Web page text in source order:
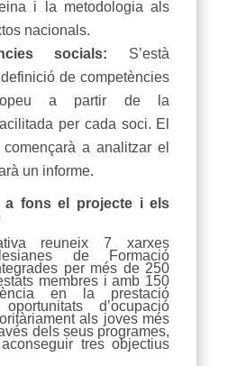
i la metodologia als
nacionals.
socials: S’està
de competències
a partir de la
per cada soci. El
a analitzar el
un informe.
a fons el projecte i els
reuneix 7 xarxes
de Formació
per més de 250
membres i amb 150
en la prestació
d’ocupació
als joves més
dels seus programes,
tres objectius